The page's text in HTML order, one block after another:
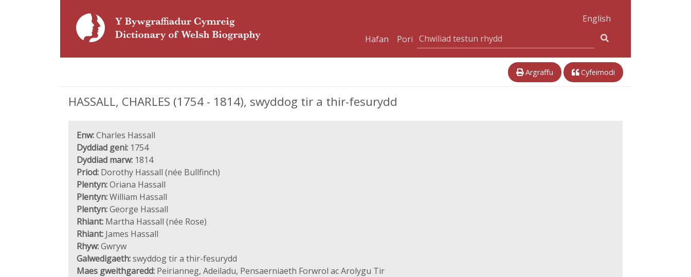
English
Hafan
Pori
Argraffu Cyfeirnodi
HASSALL, CHARLES (1754 - 1814), swyddog tir a thir-fesurydd
Enw:Charles Hassall
Dyddiad geni: 1754
Dyddiad marw: 1814
Priod: Dorothy Hassall (née Bullfinch)
Plentyn:Oriana Hassall
Plentyn:William Hassall
Plentyn:George Hassall
Rhiant: Martha Hassall (née Rose)
Rhiant: James Hassall
Rhyw:Gwryw
Galwedigaeth:swyddog tir a thir-fesurydd
Maes gweithgaredd: Peirianneg, Adeiladu, Pensaerniaeth Forwrol ac Arolygu Tir